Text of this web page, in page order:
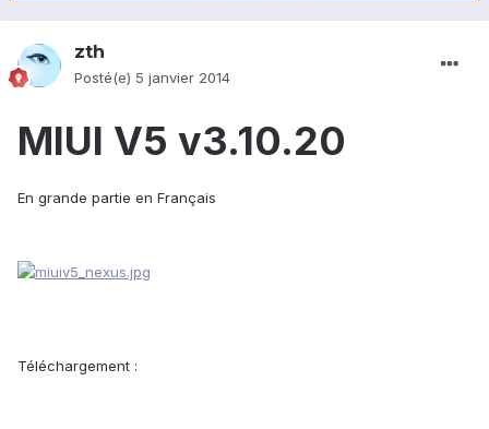
zth
Posté(e) 5 janvier 2014
MIUI V5 v3.10.20
En grande partie en Français
Téléchargement :